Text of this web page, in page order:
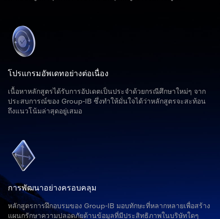
โปรแกรมอัพเดทอย่างต่อเนื่อง
เนื้อหาหลักสูตรได้รับการอัปเดตเป็นประจำด้วยกรณีศึกษาใหม่ๆ จาก
ประสบการณ์ของ Group-IB ซึ่งทำให้มั่นใจได้ว่าหลักสูตรจะสะท้อน
ถึงแนวโน้มล่าสุดอยู่เสมอ
การพัฒนาอย่างครอบคลุม
หลักสูตรการฝึกอบรมของ Group-IB มอบทักษะที่หลากหลายเพื่อสร้าง
แผนกรักษาความปลอดภัยด้านข้อมูลที่มีประสิทธิภาพในบริษัทใดๆ